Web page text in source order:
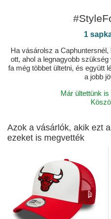
1
Ha vásárolsz a
ott, ahol a legnagyobb
fa még többet ültetni, és együtt
a jobb
Már ültettünk is
Azok a vásárlók, akik ezt
ezeket is megvették